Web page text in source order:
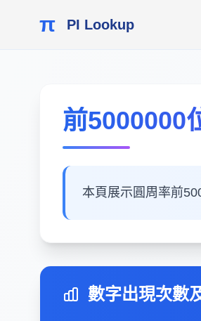
π PI Lookup
前5000000
本頁展示圓周率前
數字出現次數